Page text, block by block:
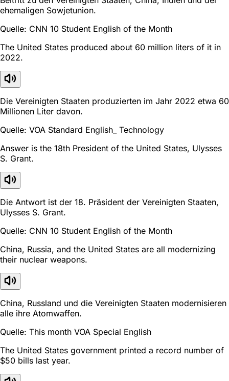
ehemaligen Sowjetunion.
Quelle: CNN 10 Student English of the Month
The United States produced about 60 million liters of it in
2022.
Die Vereinigten Staaten produzierten im Jahr 2022 etwa 60
Millionen Liter davon.
Quelle: VOA Standard English_ Technology
Answer is the 18th President of the United States, Ulysses
S. Grant.
Die Antwort ist der 18. Präsident der Vereinigten Staaten,
Ulysses S. Grant.
Quelle: CNN 10 Student English of the Month
China, Russia, and the United States are all modernizing
their nuclear weapons.
China, Russland und die Vereinigten Staaten modernisieren
alle ihre Atomwaffen.
Quelle: This month VOA Special English
The United States government printed a record number of
$50 bills last year.